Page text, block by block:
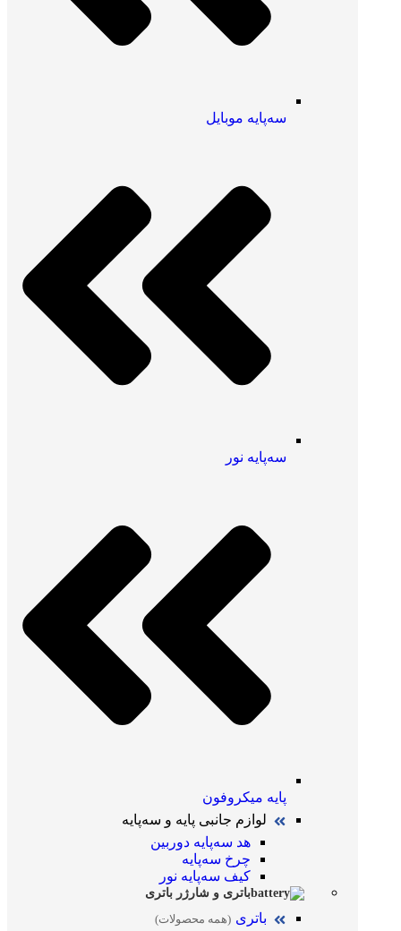
سه‌پایه موبایل
سه‌پایه نور
پایه میکروفون
لوازم جانبی پایه و سه‌پایه
هد سه‌پایه دوربین
چرخ سه‌پایه
کیف سه‌پایه نور
باتری و شارژر باتری
باتری (همه محصولات)